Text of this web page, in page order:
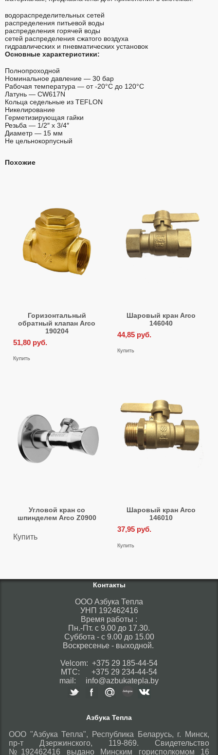
водораспределительных сетей
распределения питьевой воды
распределения горячей воды
сетей распределения сжатого воздуха
гидравлических и пневматических установок
Основные характеристики:
Полнопроходной
Номинальное давление — 30 бар
Рабочая температура — от -20°C до 120°C
Латунь — CW617N
Кольца седельные из TEFLON
Никелирование
Герметизирующая гайки
Резьба — 1/2″ x 3/4″
Диаметр — 15 мм
Не цельнокорпусный
Похожие
Горизонтальный
обратный клапан Arco
190204
51,80 руб.
Купить
Шаровый кран Arco
146040
44,85 руб.
Купить
Угловой кран со
шпинделем Arco Z0900
Купить
Шаровый кран Arco
146010
37,95 руб.
Купить
Контакты
ООО Азбука Тепла
УНП 192462416
Время работы :
Пн.-Пт. с 9.00 до 17.30.
Суббота - с 9.00 до 15.00
Воскресенье - выходной.
Velcom: +375 29 185-44-54
МТС: +375 29 234-44-54
mail: info@azbukatepla.by
Азбука Тепла
ООО "Азбука Тепла", Республика Беларусь, г. Минск,
пр-т Дзержинского, 119-869. Свидетельство
№192462416 выдано Минским горисполкомом 16